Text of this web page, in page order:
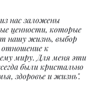
нас заложены
ценности, которые
нашу жизнь, выбор
отношение к
миру. Для меня эти
были кристально
здоровье и жизнь".